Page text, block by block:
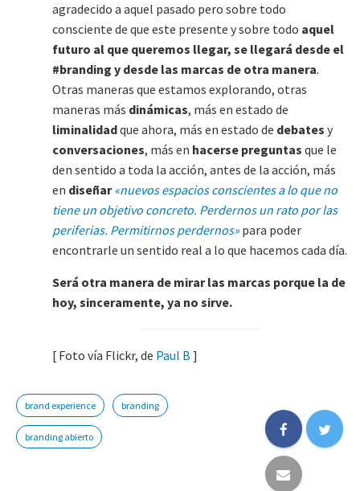
agradecido a aquel pasado pero sobre todo
consciente de que este presente y sobre todo aquel
futuro al que queremos llegar, se llegará desde el
#branding y desde las marcas de otra manera.
Otras maneras que estamos explorando, otras
maneras más dinámicas, más en estado de
liminalidadque ahora, más en estado de debates y
conversaciones, más en hacerse preguntas que le
den sentido a toda la acción, antes de la acción, más
en diseñar «nuevos espacios conscientes a lo que no
tiene un objetivo concreto. Perdernos un rato por las
periferias. Permitirnos perdernos»para poder
encontrarle un sentido real a lo que hacemos cada día.
Será otra manera de mirar las marcas porque la de
hoy, sinceramente, ya no sirve.
[ Foto vía Flickr, de Paul B ]
brand experience branding
branding abierto